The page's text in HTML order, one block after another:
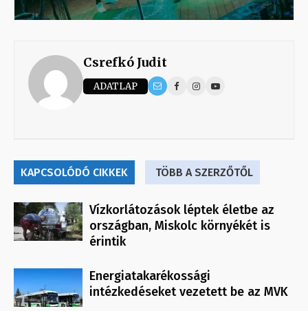
Csrefkó Judit
ADATLAP
KAPCSOLÓDÓ CIKKEK TÖBB A SZERZŐTŐL
Vízkorlátozások léptek életbe az
országban, Miskolc környékét is
érintik
Energiatakarékossági
intézkedéseket vezetett be az MVK